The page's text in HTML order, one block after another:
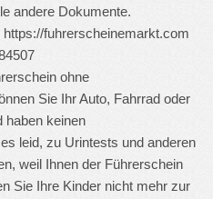
andere Dokumente.
https://fuhrerscheinemarkt.com
ohne
Sie Ihr Auto, Fahrrad oder
haben keinen
leid, zu Urintests und anderen
weil Ihnen der Führerschein
Sie Ihre Kinder nicht mehr zur